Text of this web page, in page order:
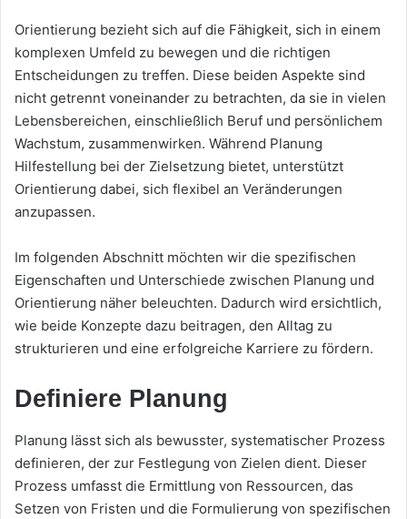
Orientierung bezieht sich auf die Fähigkeit, sich in einem
komplexen Umfeld zu bewegen und die richtigen
Entscheidungen zu treffen. Diese beiden Aspekte sind
nicht getrennt voneinander zu betrachten, da sie in vielen
Lebensbereichen, einschließlich Beruf und persönlichem
Wachstum, zusammenwirken. Während Planung
Hilfestellung bei der Zielsetzung bietet, unterstützt
Orientierung dabei, sich flexibel an Veränderungen
anzupassen.
Im folgenden Abschnitt möchten wir die spezifischen
Eigenschaften und Unterschiede zwischen Planung und
Orientierung näher beleuchten. Dadurch wird ersichtlich,
wie beide Konzepte dazu beitragen, den Alltag zu
strukturieren und eine erfolgreiche Karriere zu fördern.
Definiere Planung
Planung lässt sich als bewusster, systematischer Prozess
definieren, der zur Festlegung von Zielen dient. Dieser
Prozess umfasst die Ermittlung von Ressourcen, das
Setzen von Fristen und die Formulierung von spezifischen